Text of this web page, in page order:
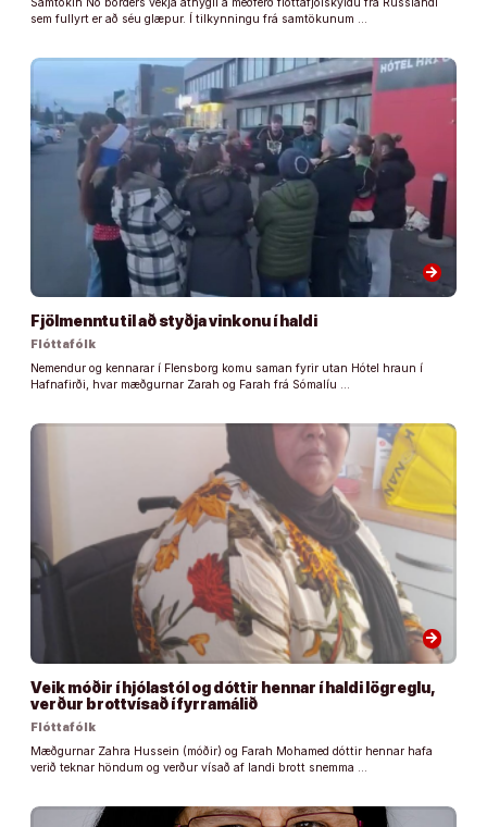
sem fullyrt er að séu glæpur. Í tilkynningu frá samtökunum …
arrow_forward
Fjölmenntu til að styðja vinkonu í haldi
Flóttafólk
Nemendur og kennarar í Flensborg komu saman fyrir utan Hótel hraun í
Hafnafirði, hvar mæðgurnar Zarah og Farah frá Sómalíu …
arrow_forward
Veik móðir í hjólastól og dóttir hennar í haldi lögreglu,
verður brottvísað í fyrramálið
Flóttafólk
Mæðgurnar Zahra Hussein (móðir) og Farah Mohamed dóttir hennar hafa
verið teknar höndum og verður vísað af landi brott snemma …